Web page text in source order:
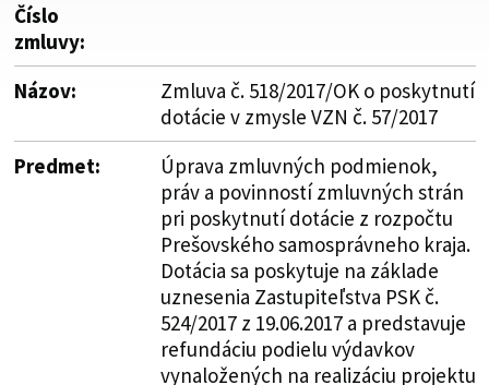
Číslo
zmluvy:
Názov:
Zmluva č. 518/2017/OK o poskytnutí
dotácie v zmysle VZN č. 57/2017
Predmet:
Úprava zmluvných podmienok,
práv a povinností zmluvných strán
pri poskytnutí dotácie z rozpočtu
Prešovského samosprávneho kraja.
Dotácia sa poskytuje na základe
uznesenia Zastupiteľstva PSK č.
524/2017 z 19.06.2017 a predstavuje
refundáciu podielu výdavkov
vynaložených na realizáciu projektu